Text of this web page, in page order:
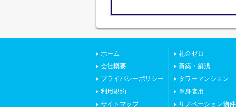
ホーム
会社概要
プライバシーポリシー
利用規約
サイトマップ
礼金ゼロ
新築・築浅
タワーマンション
単身者用
リノベーション物件